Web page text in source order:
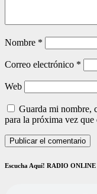
Nombre *
Correo electrónico *
Web
Guarda mi nombre,
para la próxima vez que
Escucha Aquí! RADIO ONLINE